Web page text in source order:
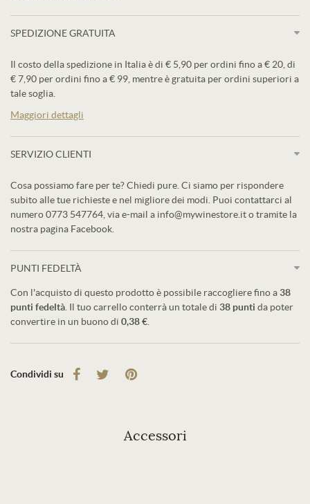
SPEDIZIONE GRATUITA
Il costo della spedizione in Italia è di € 5,90 per ordini fino a € 20, di
€ 7,90 per ordini fino a € 99, mentre è gratuita per ordini superiori a
tale soglia.
Maggiori dettagli
SERVIZIO CLIENTI
Cosa possiamo fare per te? Chiedi pure. Ci siamo per rispondere
subito alle tue richieste e nel migliore dei modi. Puoi contattarci al
numero 0773 547764, via e-mail a info@mywinestore.it o tramite la
nostra pagina Facebook.
PUNTI FEDELTÀ
Con l'acquisto di questo prodotto è possibile raccogliere fino a38
punti fedeltà . Il tuo carrello conterrà un totale di 38 punti da poter
convertire in un buono di 0,38 €
Condividi su
Accessori